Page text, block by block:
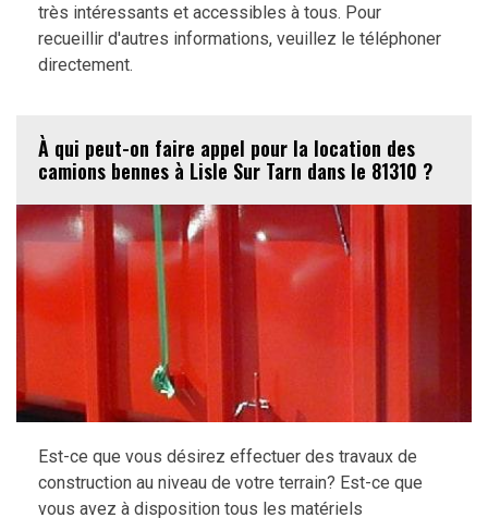
très intéressants et accessibles à tous. Pour
recueillir d'autres informations, veuillez le téléphoner
directement.
À qui peut-on faire appel pour la location des
camions bennes à Lisle Sur Tarn dans le 81310 ?
Est-ce que vous désirez effectuer des travaux de
construction au niveau de votre terrain? Est-ce que
vous avez à disposition tous les matériels